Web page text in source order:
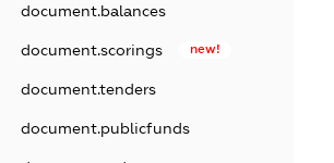
document.balances
document.scorings new!
document.tenders
document.publicfunds